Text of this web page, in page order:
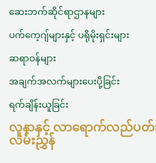
ဆေးဘက်ဆိုင်ရာဌာနများ
ပက်ကေ့ဂျ်များနှင့် ပရိုမိုးရှင်းများ
ဆရာဝန်များ
အချက်အလက်များပေးပို့ခြင်း
ရက်ချိန်းယူခြင်း
လူနာနှင့် လာရောက်လည်ပ
လမ်းညွှန်